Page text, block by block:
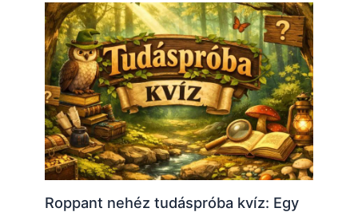
Roppant nehéz tudáspróba kvíz: Egy